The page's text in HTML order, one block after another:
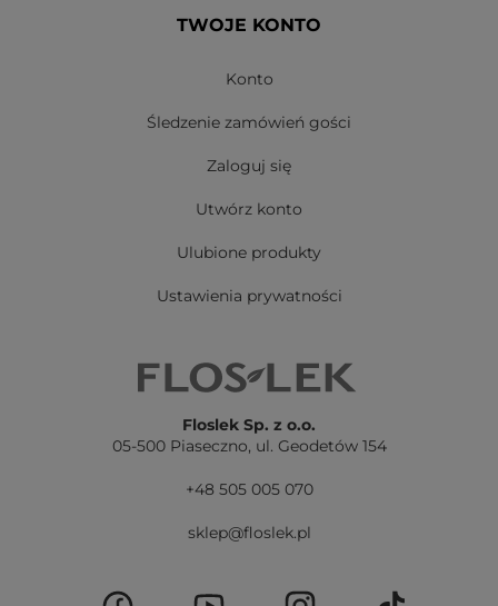
TWOJE KONTO
Konto
Śledzenie zamówień gości
Zaloguj się
Utwórz konto
Ulubione produkty
Ustawienia prywatności
Floslek Sp. z o.o.
05-500 Piaseczno, ul. Geodetów 154
+48 505 005 070
sklep@floslek.pl